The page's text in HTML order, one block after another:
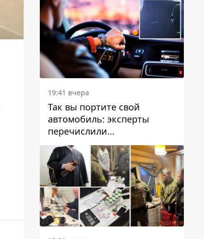
19:41 вчера
Так вы портите свой
автомобиль: эксперты
перечислили
распространенные
привычки водителей,
которые на самом деле
вредят машине